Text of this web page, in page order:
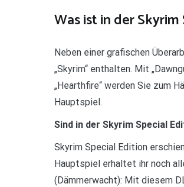
Was ist in der
Neben einer grafischen
„Skyrim“ enthalten. Mit
„Hearthfire“ werden Sie zum
Hauptspiel.
Sind in der Skyrim Special
Skyrim Special Edition
Hauptspiel erhaltet ihr noch
(Dämmerwacht): Mit diesem